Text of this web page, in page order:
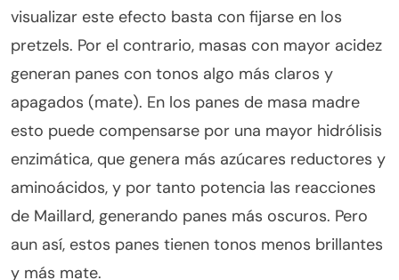
visualizar este efecto basta con fijarse en los
pretzels. Por el contrario, masas con mayor acidez
generan panes con tonos algo más claros y
apagados (mate). En los panes de masa madre
esto puede compensarse por una mayor hidrólisis
enzimática, que genera más azúcares reductores y
aminoácidos, y por tanto potencia las reacciones
de Maillard, generando panes más oscuros. Pero
aun así, estos panes tienen tonos menos brillantes
y más mate.